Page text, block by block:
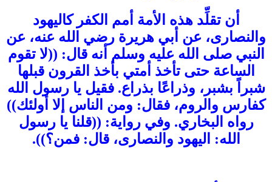
أن تقلِّد هذه الأمة أمم الكفر كاليهود
والنصارى، عن أبي هريرة رضي الله عنه، عن
النبي صلى الله عليه وسلم أنه قال: ((لا تقوم
الساعة حتى تأخذ أمتي بأخذ القرون قبلها
شبراً بشبر، وذراعًا بذراع. فقيل يا رسول الله
كفارس والروم، فقال: ومن الناس إلا أولئك))
رواه البخاري. وفي رواية: ((قلنا يا رسول
الله: اليهود والنصارى، قال: فمن؟)).